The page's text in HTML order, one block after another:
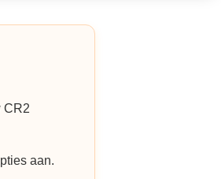
CR2
aan.